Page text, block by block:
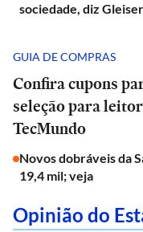
sociedade, diz Gleiser
GUIA DE COMPRAS
Confira cupons
seleção para
TecMundo
Novos dobráveis da
19,4 mil; veja
Opinião do